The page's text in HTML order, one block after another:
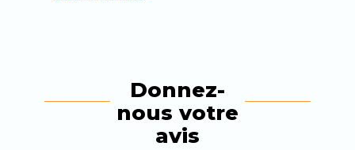
Donnez-
nous votre
avis